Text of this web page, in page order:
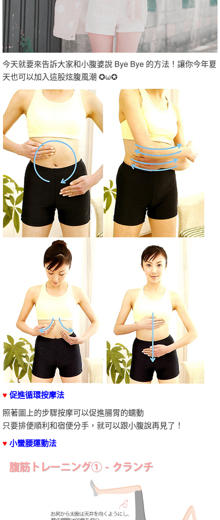
今天就要來告訴大家和小腹婆說 Bye Bye 的方法！讓你今年夏
天也可以加入這股炫腹風潮 ✪ω✪
♥ 促進循環按摩法
照著圖上的步驟按摩可以促進腸胃的蠕動
只要排便順利和宿便分手，就可以跟小腹說再見了！
♥ 小蠻腰運動法